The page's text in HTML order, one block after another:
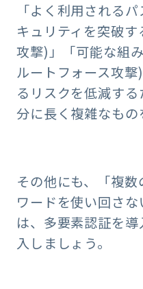
「よく利用される
キュリティを突破
攻撃)」「可能な組
ルートフォース攻
るリスクを低減す
分に長く複雑なもの
その他にも、「複
ワードを使い回さ
は、多要素認証を
入しましょう。